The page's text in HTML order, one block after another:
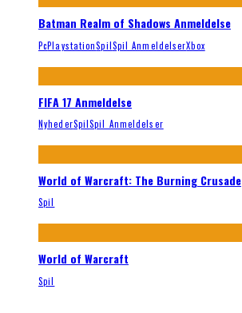
Batman Realm of Shadows Anmeldelse
PcPlaystationSpilSpil AnmeldelserXbox
FIFA 17 Anmeldelse
NyhederSpilSpil Anmeldelser
World of Warcraft: The Burning Crusade
Spil
World of Warcraft
Spil